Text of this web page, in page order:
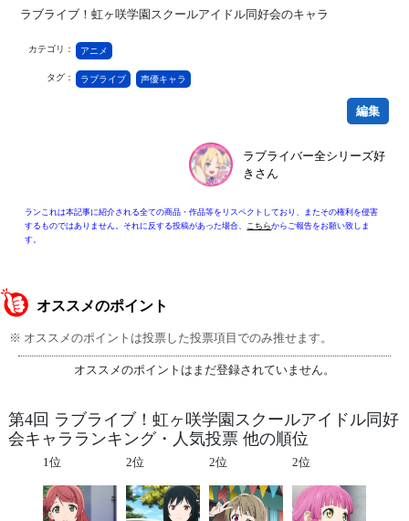
ラブライブ！虹ヶ咲学園スクールアイドル同好会のキャラ
カテゴリ： アニメ
タグ： ラブライブ 声優キャラ
編集
ラブライバー全シリーズ好
きさん
ランこれは本記事に紹介される全ての商品・作品等をリスペクトしており、またその権利を侵害
するものではありません。それに反する投稿があった場合、
こちらからご報告をお願い致しま
す。
オススメのポイント
※ オススメのポイントは投票した投票項目でのみ推せます。
オススメのポイントはまだ登録されていません。
第4回 ラブライブ！虹ヶ咲学園スクールアイドル同好
会キャラランキング・人気投票 他の順位
1位 2位 2位 2位